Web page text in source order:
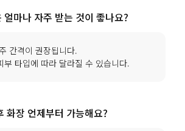
얼마나 자주 받는 것이 좋나요?
간격이 권장됩니다.
부 타입에 따라 달라질 수 있습니다.
화장 언제부터 가능해요?